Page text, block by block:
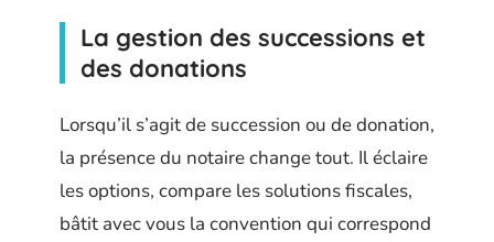
La gestion des successions et
des donations
Lorsqu’il s’agit de succession ou de donation,
la présence du notaire change tout. Il éclaire
les options, compare les solutions fiscales,
bâtit avec vous la convention qui correspond